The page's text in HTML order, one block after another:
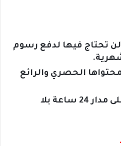
لن تحتاج فيها لدفع رسوم
الحصري والرائع
القناة تعمل على مدار 24 ساعة بلا